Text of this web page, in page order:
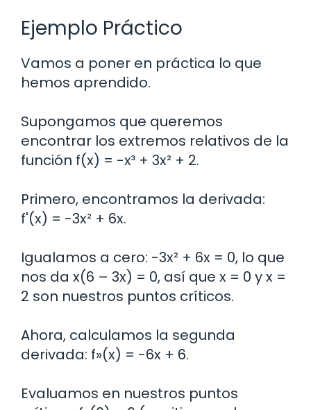
Ejemplo Práctico
Vamos a poner en práctica lo que
hemos aprendido.
Supongamos que queremos
encontrar los extremos relativos de la
función f(x) = -x³ + 3x² + 2.
Primero, encontramos la derivada:
f'(x) = -3x² + 6x.
Igualamos a cero: -3x² + 6x = 0, lo que
nos da x(6 – 3x) = 0, así que x = 0 y x =
2 son nuestros puntos críticos.
Ahora, calculamos la segunda
derivada: f»(x) = -6x + 6.
Evaluamos en nuestros puntos